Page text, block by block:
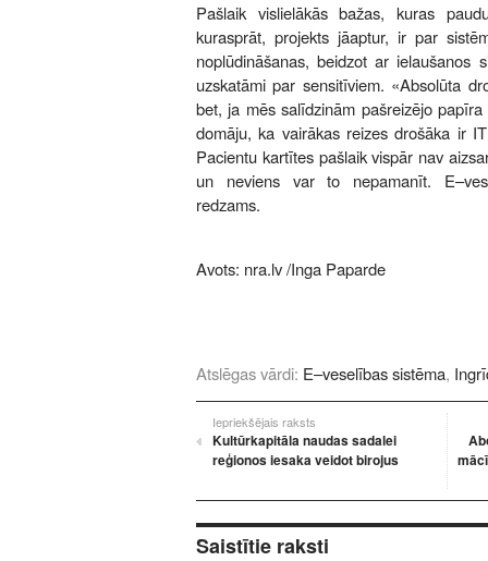
Pašlaik vislielākās bažas, kuras
kurasprāt, projekts jāaptur, ir par
noplūdināšanas, beidzot ar ielaušanos
uzskatāmi par sensitīviem. «Absolūta
bet, ja mēs salīdzinām pašreizējo
domāju, ka vairākas reizes drošāka ir
Pacientu kartītes pašlaik vispār nav
un neviens var to nepamanīt.
redzams.
Avots: nra.lv/Inga Paparde
Atslēgas vārdi: E–veselības sistēma,
Iepriekšējais raksts
Kultūrkapitāla naudas sadalei
reģionos iesaka veidot birojus
Saistītie raksti